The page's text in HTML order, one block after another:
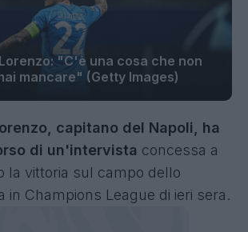
"C'è una cosa che non
mancare" (Getty Images)
capitano del Napoli, ha
di un'intervista concessa a
la vittoria sul campo dello
in Champions League di ieri sera.